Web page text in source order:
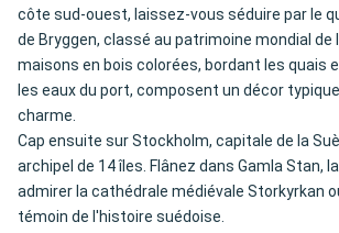
côte sud-ouest, laissez-vous séduire par le
de Bryggen, classé au patrimoine mondial de
maisons en bois colorées, bordant les quais
les eaux du port, composent un décor
charme.
Cap ensuite sur Stockholm, capitale de la
archipel de 14 îles. Flânez dans Gamla Stan,
admirer la cathédrale médiévale Storkyrkan
témoin de l'histoire suédoise.